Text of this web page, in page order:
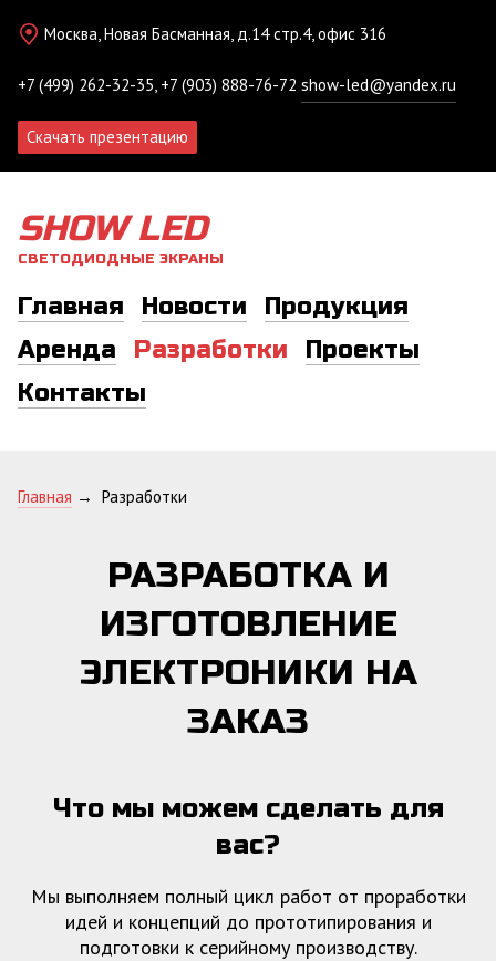
Москва, Новая Басманная, д.14 стр.4, офис 316
+7 (499) 262-32-35, +7 (903) 888-76-72 show-led@yandex.ru
Скачать презентацию
SHOW LED
СВЕТОДИОДНЫЕ ЭКРАНЫ
Главная Новости
Продукция
Аренда
Разработки
Проекты
Контакты
Главная → Разработки
РАЗРАБОТКА И
ИЗГОТОВЛЕНИЕ
ЭЛЕКТРОНИКИ НА
ЗАКАЗ
Что мы можем сделать для
вас?
Мы выполняем полный цикл работ от проработки
идей и концепций до прототипирования и
подготовки к серийному производству.